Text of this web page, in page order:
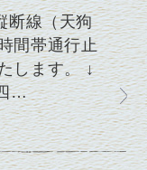
断線（天狗
間帯通行止
します。 ↓
…